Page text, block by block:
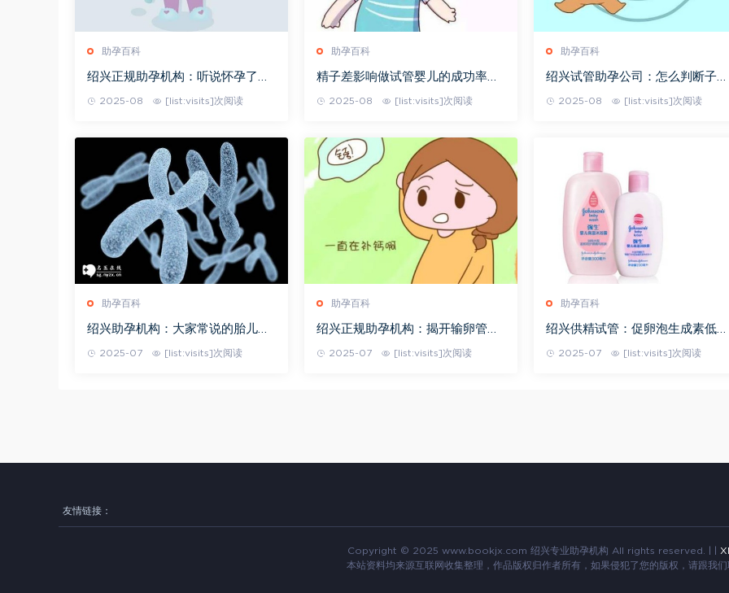
助孕百科
绍兴正规助孕机构：听说怀孕了就
不能吃巧克力了，吃了宝宝的皮肤
2025-08 [list:visits]次阅读
助孕百科
精子差影响做试管婴儿的成功率？
2025-08 [list:visits]次阅读
助孕百科
绍兴试管助孕公司：怎么判断子宫
内膜好不好，身上会有这三大特
征！赶紧来看看吧
2025-08 [list:visits]次阅读
助孕百科
绍兴助孕机构：大家常说的胎儿臀
位是什么意思？看完你就懂了
2025-07 [list:visits]次阅读
助孕百科
绍兴正规助孕机构：揭开输卵管造
影对身体伤害的神秘面纱，这些反
2025-07 [list:visits]次阅读
助孕百科
绍兴供精试管：促卵泡生成素低的
表现有哪些？通过这些可以进行一
2025-07 [list:visits]次阅读
友情链接：
Copyright © 2025 www.bookjx.com 绍兴专业助孕机构 All rights reserved. |
本站资料均来源互联网收集整理，作品版权归作者所有，如果侵犯了您的版权，请跟我们